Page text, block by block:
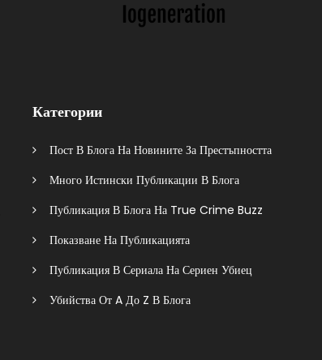
Категории
Пост В Блога На Новините За Престъпността
Много Истински Публикации В Блога
Публикация В Блога На True Crime Buzz
Показване На Публикацията
Публикация В Сериала На Сериен Убиец
Убийства От A До Z В Блога